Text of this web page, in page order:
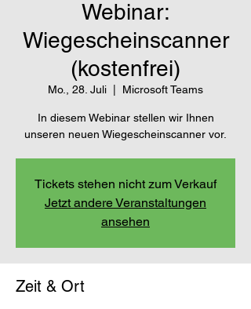
Webinar:
Wiegescheinscanner
(kostenfrei)
Mo., 28. Juli Microsoft Teams
In diesem Webinar stellen wir Ihnen
unseren neuen Wiegescheinscanner vor.
Tickets stehen nicht zum Verkauf
Jetzt andere Veranstaltungen
ansehen
Zeit & Ort